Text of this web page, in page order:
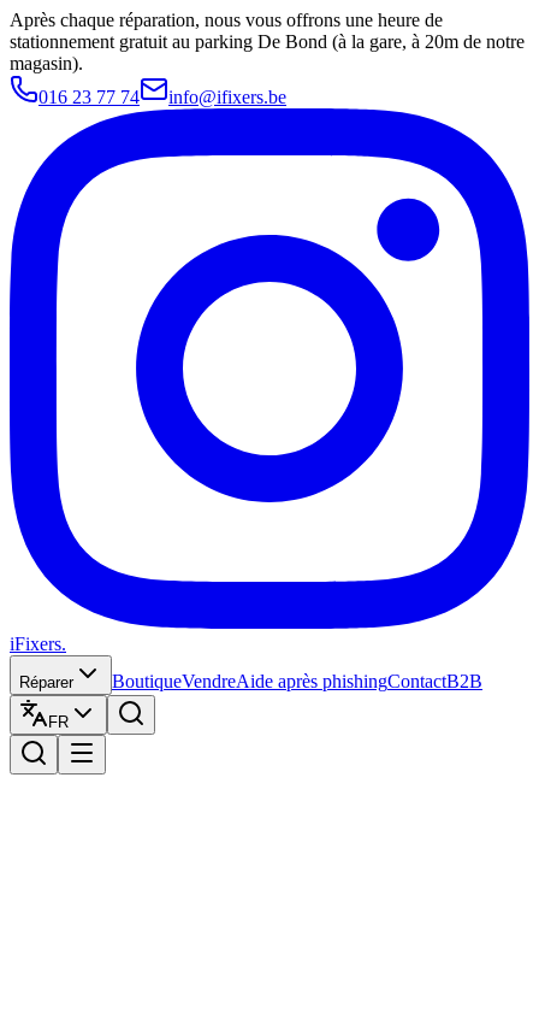
Après chaque réparation, nous vous offrons une heure de
stationnement gratuit au parking De Bond (à la gare, à 20m de notre
magasin).
016 23 77 74
info@ifixers.be
iFixers.
Réparer BoutiqueVendreAide après phishingContactB2B
FR